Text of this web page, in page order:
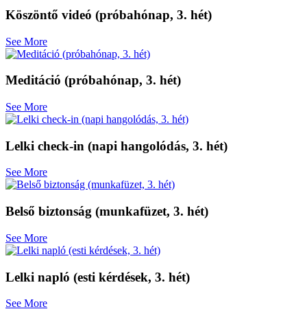
Köszöntő videó (próbahónap, 3. hét)
See More
Meditáció (próbahónap, 3. hét)
See More
Lelki check-in (napi hangolódás, 3. hét)
See More
Belső biztonság (munkafüzet, 3. hét)
See More
Lelki napló (esti kérdések, 3. hét)
See More